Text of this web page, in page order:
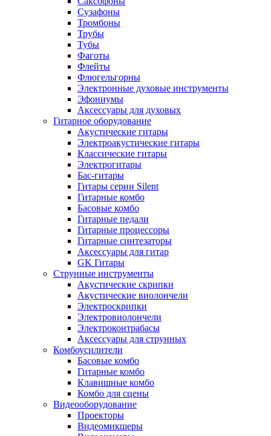
Сузафоны
Тромбоны
Трубы
Тубы
Фаготы
Флейты
Флюгельгорны
Электронные духовые инструменты
Эфониумы
Аксессуары для духовых
Гитарное оборудование
Акустические гитары
Электроакустические гитары
Классические гитары
Электрогитары
Бас-гитары
Гитары серии Silent
Гитарные комбо
Басовые комбо
Гитарные педали
Гитарные процессоры
Гитарные синтезаторы
Аксессуары для гитар
GK Гитары
Струнные инструменты
Акустические скрипки
Акустические виолончели
Электроскрипки
Электровиолончели
Электроконтрабасы
Аксессуары для струнных
Комбоусилители
Басовые комбо
Гитарные комбо
Клавишные комбо
Комбо для сцены
Видеооборудование
Проекторы
Видеомикшеры